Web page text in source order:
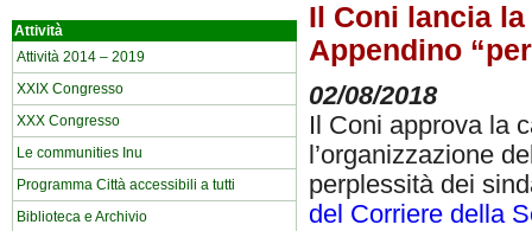
Attività
Attività 2014 – 2019
XXIX Congresso
XXX Congresso
Le communities Inu
Programma Città accessibili a tutti
Biblioteca e Archivio
Il Coni lancia
Appendino
02/08/2018
Il Coni approva la
l’organizzazione
perplessità dei
del Corriere della